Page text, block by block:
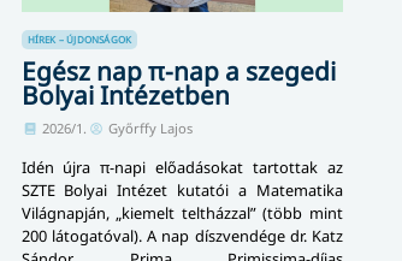
HÍREK – ÚJDONSÁGOK
Egész nap π-nap a szegedi
Bolyai Intézetben
2026/1. Győrffy Lajos
Idén újra π-napi előadásokat tartottak az
SZTE Bolyai Intézet kutatói a Matematika
Világnapján, „kiemelt teltházzal” (több mint
200 látogatóval). A nap díszvendége dr. Katz